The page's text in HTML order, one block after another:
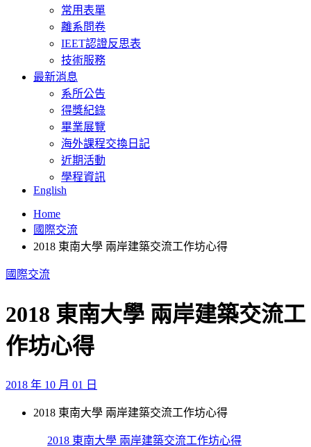
常用表單
離系問卷
IEET認證反思表
技術服務
最新消息
系所公告
得獎紀錄
畢業展覽
海外課程交換日記
近期活動
學程資訊
English
Home
國際交流
2018 東南大學 兩岸建築交流工作坊心得
國際交流
2018 東南大學 兩岸建築交流工
作坊心得
2018 年 10 月 01 日
2018 東南大學 兩岸建築交流工作坊心得
2018 東南大學 兩岸建築交流工作坊心得